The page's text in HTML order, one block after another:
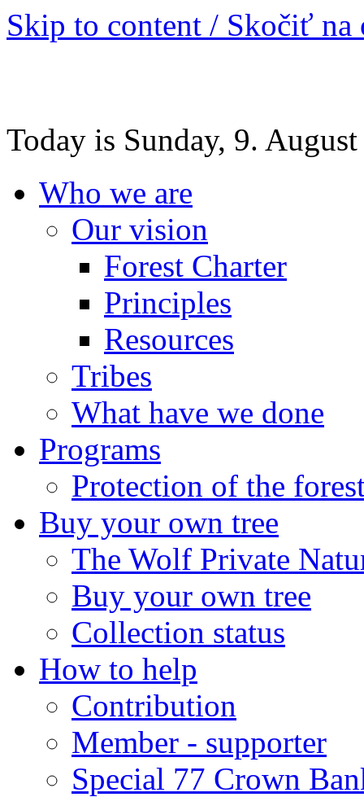
Skip to content / Skočiť na
Today is Sunday, 9.
Who we are
Our vision
Forest Charter
Principles
Resources
Tribes
What have we done
Programs
Protection of the
Buy your own tree
The Wolf Private
Buy your own tree
Collection status
How to help
Contribution
Member - supporter
Special 77 Crown